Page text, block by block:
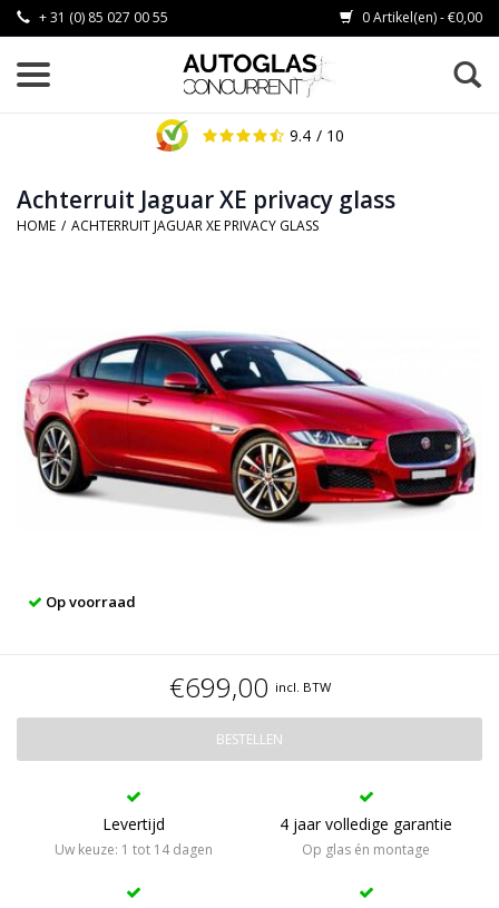
+ 31 (0) 85 027 00 55 0 Artikel(en) - €0,00
9.4 / 10
Achterruit Jaguar XE privacy glass
HOME / ACHTERRUIT JAGUAR XE PRIVACY GLASS
Op voorraad
€699,00 incl. BTW
BESTELLEN
Levertijd
Uw keuze: 1 tot 14 dagen
4 jaar volledige garantie
Op glas én montage